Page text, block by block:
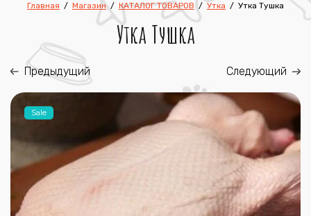
Главная / Магазин / КАТАЛОГ ТОВАРОВ / Утка / Утка Тушка
Утка Тушка
Предыдущий Следующий
Sale